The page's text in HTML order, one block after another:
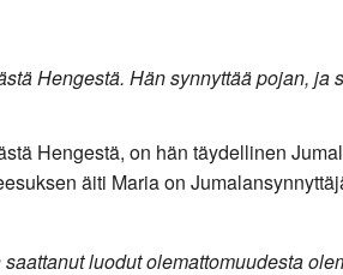
Hengestä. Hän synnyttää pojan, ja
Hengestä, on hän täydellinen
äiti Maria on
luodut olemattomuudesta